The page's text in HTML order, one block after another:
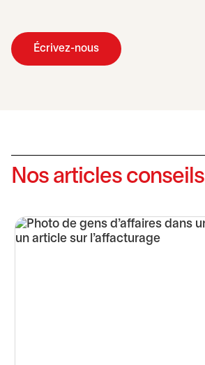
Écrivez-nous
Nos articles conseils